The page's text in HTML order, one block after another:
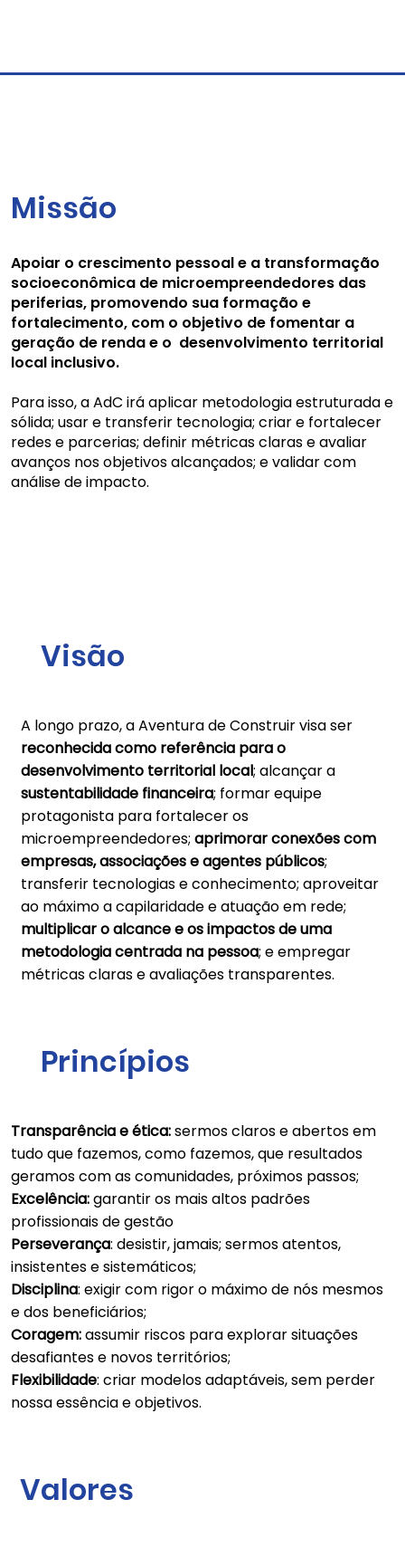
Missão
Apoiar o crescimento pessoal e a transformação
socioeconômica de microempreendedores das
periferias, promovendo sua formação e
fortalecimento, com o objetivo de fomentar a
geração de renda e o desenvolvimento territorial
local inclusivo.
Para isso, a AdC irá aplicar metodologia estruturada e
sólida; usar e transferir tecnologia; criar e fortalecer
redes e parcerias; definir métricas claras e avaliar
avanços nos objetivos alcançados; e validar com
análise de impacto.
Visão
A longo prazo, a Aventura de Construir visa ser
reconhecida como referência para o
desenvolvimento territorial local; alcançar a
sustentabilidade financeira; formar equipe
protagonista para fortalecer os
microempreendedores; aprimorar conexões com
empresas, associações e agentes públicos;
transferir tecnologias e conhecimento; aproveitar
ao máximo a capilaridade e atuação em rede;
multiplicar o alcance e os impactos de uma
metodologia centrada na pessoa; e empregar
métricas claras e avaliações transparentes.
Valores
Princípios
Transparência e ética:sermos claros e abertos em
tudo que fazemos, como fazemos, que resultados
geramos com as comunidades, próximos passos;
Excelência:garantir os mais altos padrões
profissionais de gestão
Perseverança: desistir, jamais; sermos atentos,
insistentes e sistemáticos;
Disciplina: exigir com rigor o máximo de nós mesmos
e dos beneficiários;
Coragem:assumir riscos para explorar situações
desafiantes e novos territórios;
Flexibilidade: criar modelos adaptáveis, sem perder
nossa essência e objetivos.